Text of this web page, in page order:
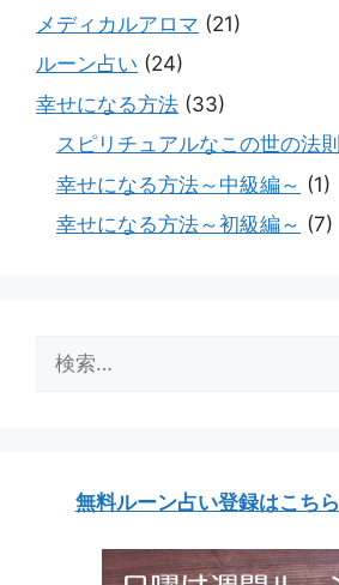
メディカルアロマ (21)
ルーン占い (24)
幸せになる方法 (33)
スピリチュアルなこの世の法則
幸せになる方法～中級編～ (1)
幸せになる方法～初級編～ (7)
索:
無料ルーン占い登録はこちら